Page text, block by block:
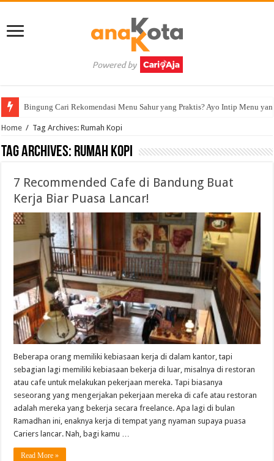
Bingung Cari Rekomendasi Menu Sahur yang Praktis? Ayo Intip Menu
Home / Tag Archives: Rumah Kopi
Tag Archives: Rumah Kopi
7 Recommended Cafe di Bandung Buat
Kerja Biar Puasa Lancar!
Beberapa orang memiliki kebiasaan kerja di dalam kantor, tapi
sebagian lagi memiliki kebiasaan bekerja di luar, misalnya di restoran
atau cafe untuk melakukan pekerjaan mereka. Tapi biasanya
seseorang yang mengerjakan pekerjaan mereka di cafe atau restoran
adalah mereka yang bekerja secara freelance. Apa lagi di bulan
Ramadhan ini, enaknya kerja di tempat yang nyaman supaya puasa
Cariers lancar. Nah, bagi kamu …
Read More »